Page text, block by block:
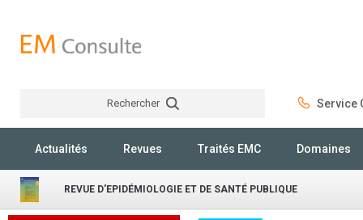
Rechercher Service
Actualités Revues Traités EMC Domaines
REVUE D'EPIDÉMIOLOGIE ET DE SANTÉ PUBLIQUE